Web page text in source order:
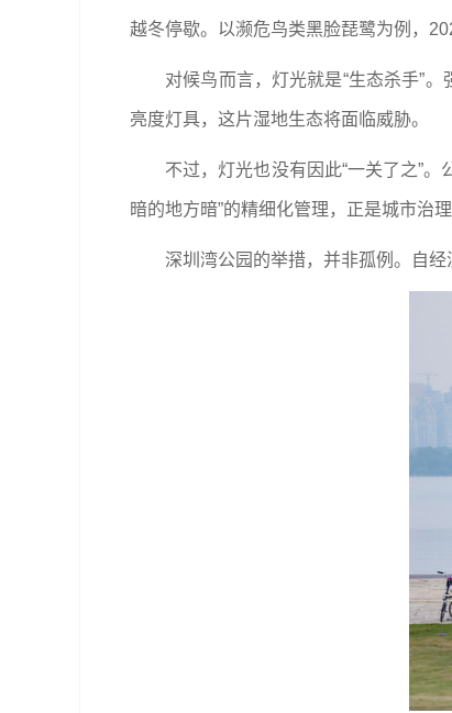
越冬停歇。以濒危鸟类黑脸琵鹭为例，
对候鸟而言，灯光就是“生态杀手”。
亮度灯具，这片湿地生态将面临威胁。
不过，灯光也没有因此“一关了之”。
暗的地方暗”的精细化管理，正是城市治理
深圳湾公园的举措，并非孤例。自经济